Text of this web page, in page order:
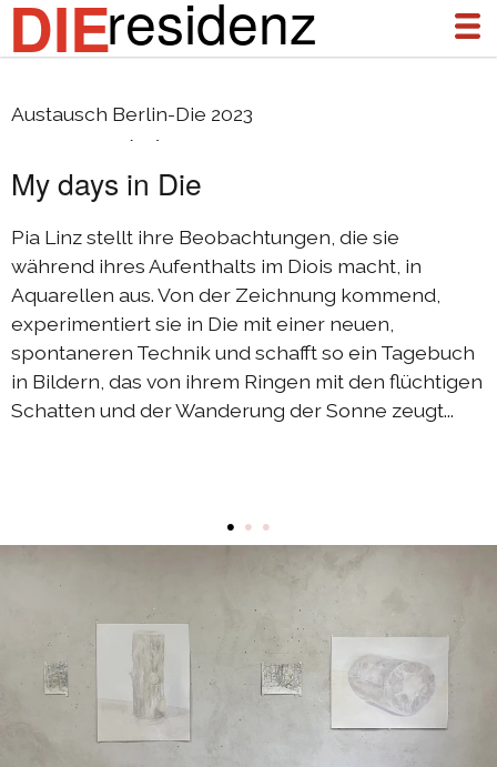
DIEresidenz
über uns
aktuelles
archiv
DIEresidenz Berlin Januar 2026
DIEresidenz Berlin November 2025
Austausch Die-Berlin 2025
Austausch Berlin-Die 2025
Austausch Berlin-Die 2024
Austausch Die-Berlin 2024
DIEresidenz EXTRA-Lecture-performance 2024
Austausch Berlin-Die 2023
Austausch Berlin-Die 2023
Pia Linz (D)
My days in Die
Pia Linz stellt ihre Beobachtungen, die sie
während ihres Aufenthalts im Diois macht, in
Aquarellen aus. Von der Zeichnung kommend,
experimentiert sie in Die mit einer neuen,
spontaneren Technik und schafft so ein Tagebuch
in Bildern, das von ihrem Ringen mit den flüchtigen
Schatten und der Wanderung der Sonne zeugt...
• • •